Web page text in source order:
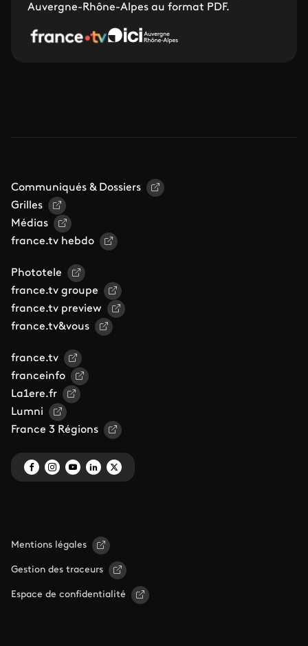
Auvergne-Rhône-Alpes au format PDF.
Communiqués & Dossiers
Grilles
Médias
france.tv hebdo
Phototele
france.tv groupe
france.tv preview
france.tv&vous
france.tv
franceinfo
La1ere.fr
Lumni
France 3 Régions
Mentions légales
Gestion des traceurs
Espace de confidentialité